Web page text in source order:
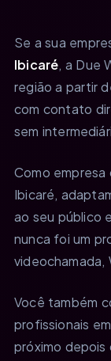
Se a sua
Ibicaré, a Due
região a partir
com contato
sem
Como
Ibicaré,
ao seu público
nunca foi um
videochamada,
Você também
profissionais
próximo